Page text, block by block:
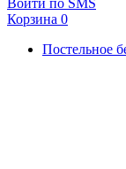
Войти по SMS
Корзина 0
Постельное